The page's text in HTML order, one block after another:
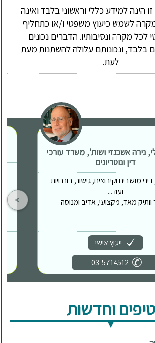
הינה למידע כללי וראשוני בלבד ואינה
לשמש כיעוץ משפטי ו/או כתחליף
לכל מקרה ונסיבותיו. הדברים נכונים
בלבד, ונכונותם עלולה להשתנות מעת
לעת.
נירה אשכנזי ושות', משרד עורכי
דין ונוטריונים
מושבים וקיבוצים, גישור, בוררויות
ועוד...
מאד, מקצועי, אדיב ומנוסה
ייעוץ אישי
03-5714512
טיפים וחדשות